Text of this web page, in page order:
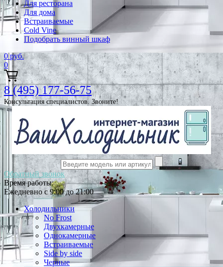
Для ресторана
Для дома
Встраиваемые
Cold Vine
Подобрать винный шкаф
0 руб.
0
8 (495) 177-56-75
Консультация специалистов. Звоните!
Обратный звонок
Время работы:
Ежедневно с 9:00 до 21:00
Холодильники
No Frost
Двухкамерные
Однокамерные
Встраиваемые
Side by side
Черные